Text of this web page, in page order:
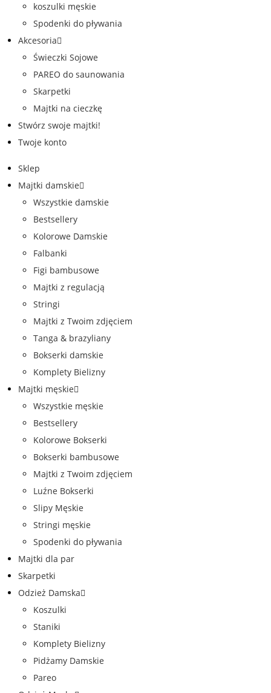
koszulki męskie
Spodenki do pływania
Akcesoria
Świeczki Sojowe
PAREO do saunowania
Skarpetki
Majtki na cieczkę
Stwórz swoje majtki!
Twoje konto
Sklep
Majtki damskie
Wszystkie damskie
Bestsellery
Kolorowe Damskie
Falbanki
Figi bambusowe
Majtki z regulacją
Stringi
Majtki z Twoim zdjęciem
Tanga & brazyliany
Bokserki damskie
Komplety Bielizny
Majtki męskie
Wszystkie męskie
Bestsellery
Kolorowe Bokserki
Bokserki bambusowe
Majtki z Twoim zdjęciem
Luźne Bokserki
Slipy Męskie
Stringi męskie
Spodenki do pływania
Majtki dla par
Skarpetki
Odzież Damska
Koszulki
Staniki
Komplety Bielizny
Pidżamy Damskie
Pareo